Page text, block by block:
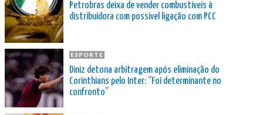
Petrobras deixa de vender combustíveis à
distribuidora com possível ligação com PCC
ESPORTE
Diniz detona arbitragem após eliminação do
Corinthians pelo Inter: “Foi determinante no
confronto”